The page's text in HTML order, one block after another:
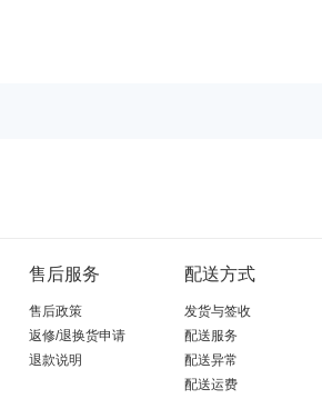
售后服务
售后政策
返修/退换货申请
退款说明
配送方式
发货与签收
配送服务
配送异常
配送运费